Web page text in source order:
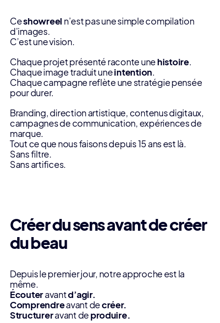
Ceshowreel n’est pas une simple compilation
d’images.
C’est une vision.
Chaque projet présenté raconte une histoire.
Chaque image traduit uneintention.
Chaque campagne reflète une stratégie pensée
pour durer.
Branding, direction artistique, contenus digitaux,
campagnes de communication, expériences de
marque.
Tout ce que nous faisons depuis 15 ans est là.
Sans filtre.
Sans artifices.
Créer du sens avant de créer
du beau
Depuis le premier jour, notre approche est la
même.
Écouteravantd’agir.
Comprendreavant decréer.
Structureravant de produire.